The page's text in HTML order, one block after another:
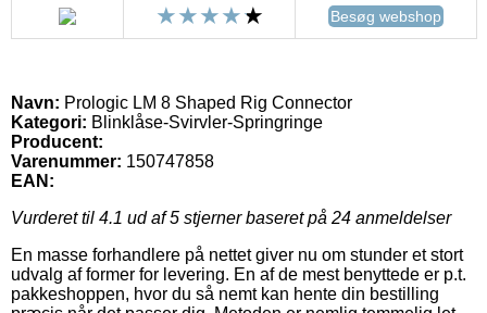
Besøg webshop
Navn: Prologic LM 8 Shaped Rig Connector
Kategori: Blinklåse-Svirvler-Springringe
Producent:
Varenummer: 150747858
EAN:
Vurderet til 4.1 ud af 5 stjerner baseret på 24 anmeldelser
En masse forhandlere på nettet giver nu om stunder et stort
udvalg af former for levering. En af de mest benyttede er p.t.
pakkeshoppen, hvor du så nemt kan hente din bestilling